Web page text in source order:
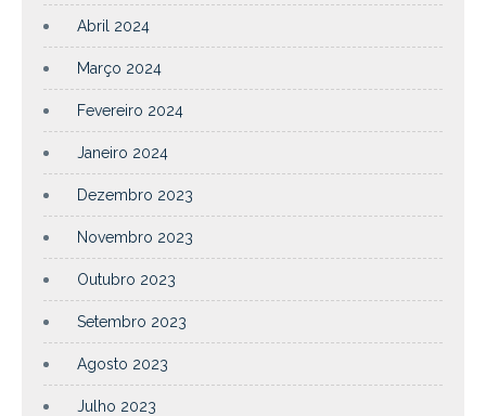
Abril 2024
Março 2024
Fevereiro 2024
Janeiro 2024
Dezembro 2023
Novembro 2023
Outubro 2023
Setembro 2023
Agosto 2023
Julho 2023